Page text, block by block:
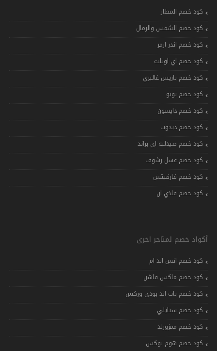
كود خصم المطار
كود خصم الشمس والرمال
كود خصم اندر ارمر
كود خصم اي اوتلت
كود خصم باريس غاليري
كود خصم تويو
كود خصم دايسون
كود خصم دبدوب
كود خصم صيدلية اي براند
كود خصم عسل رشوف
كود خصم فارفيتش
كود خصم فلاي ان
أكواد خصم لمتاجر اخرى
كود خصم اتش اند ام
كود خصم ماكس فاشن
كود خصم باث اند بودي وركس
كود خصم ستايلي
كود خصم ممزورلد
كود خصم هوم بوكس